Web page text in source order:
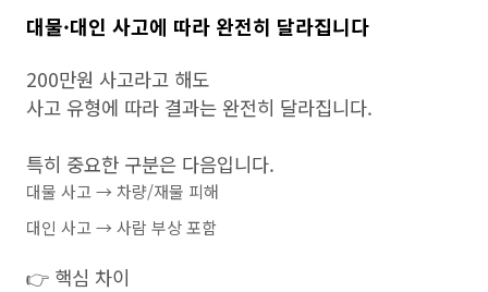
대물·대인 사고에 따라 완전히 달라집니다
200만원 사고라고 해도
사고 유형에 따라 결과는 완전히 달라집니다.
특히 중요한 구분은 다음입니다.
대물 사고 → 차량/재물 피해
대인 사고 → 사람 부상 포함
👉 핵심 차이